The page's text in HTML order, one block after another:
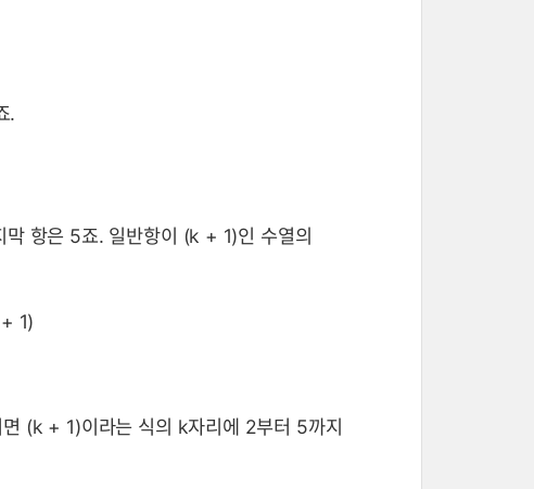
.
항은 5죠. 일반항이 (k + 1)인 수열의
1)
(k + 1)이라는 식의 k자리에 2부터 5까지